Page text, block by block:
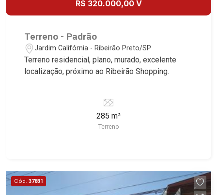
R$ 320.000,00 V
Terreno - Padrão
Jardim Califórnia - Ribeirão Preto/SP
Terreno residencial, plano, murado, excelente
localização, próximo ao Ribeirão Shopping.
285 m²
Terreno
Cód. 37831